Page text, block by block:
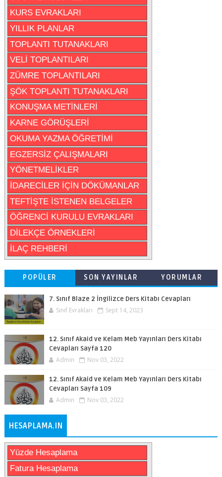
KURS EVRAKLARI
YILLIK PLANLAR
TOPLANTI TUTANAKLARI
VELİ TOPLANTILARI
ZÜMRE TOPLANTILARI
ŞÖK TOPLANTI TUTANAKLARI
KONUŞMA METİNLERİ
KARNE GÖRÜŞLERİ
OKUMA YAZMA ÖĞRETİMİ
EGZERSİZ ÇALIŞMALARI
YÖNETMELİKLER
İDARECİLER İÇİN DÖKÜMANLAR
TEFTİŞTE İSTENEN BELGELER
ÖĞRENCİ KURULU EVRAKLARI
DİLEKÇE ÖRNEKLERİ
İLAÇ REHBERİ
POPÜLER SON YAYINLAR YORUMLAR
7. Sınıf Blaze 2 İngilizce Ders Kitabı Cevapları
Sınıf Evrakları Sept 14, 2023
12. Sınıf Akaid ve Kelam Meb Yayınları Ders Kitabı
Cevapları Sayfa 120
Admin Nov 03, 2022
12. Sınıf Akaid ve Kelam Meb Yayınları Ders Kitabı
Cevapları Sayfa 109
Admin Nov 03, 2022
HESAPLAMA.IN
Yüzde Hesaplama
Fatura Hesaplama